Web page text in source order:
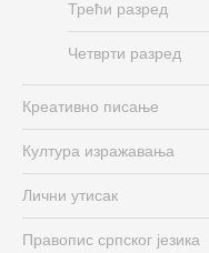
Трећи разред
Четврти разред
Креативно писање
Култура изражавања
Лични утисак
Правопис српског језика